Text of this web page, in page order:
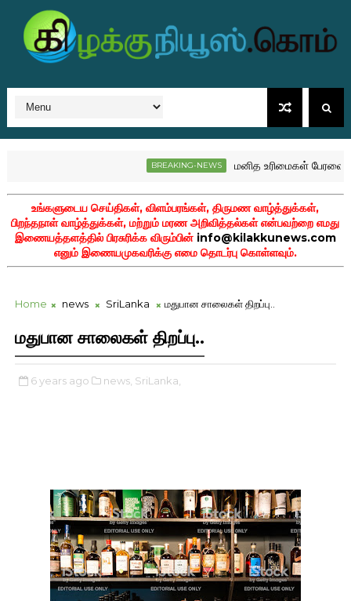
BREAKING-NEWS மனித உரிமைகள் பேரவையில்
உங்களுடைய செய்திகள், விளம்பரங்கள், திருமண வாழ்த்துக்கள்,
பிறந்தநாள் வாழ்த்துக்கள், மற்றும் மரண அறிவித்தல்கள் என்பவற்றை எமது
இணையத்தளத்தில் பிரசுரிக்க விரும்பின் info@kilakkunews.com
எனும் இணையமுகவரிக்கு எமை தொடர்பு கொள்ளவும்.
Home news SriLanka மதுபான சாலைகள் திறப்பு..
மதுபான சாலைகள் திறப்பு..
6 years ago news, SriLanka,